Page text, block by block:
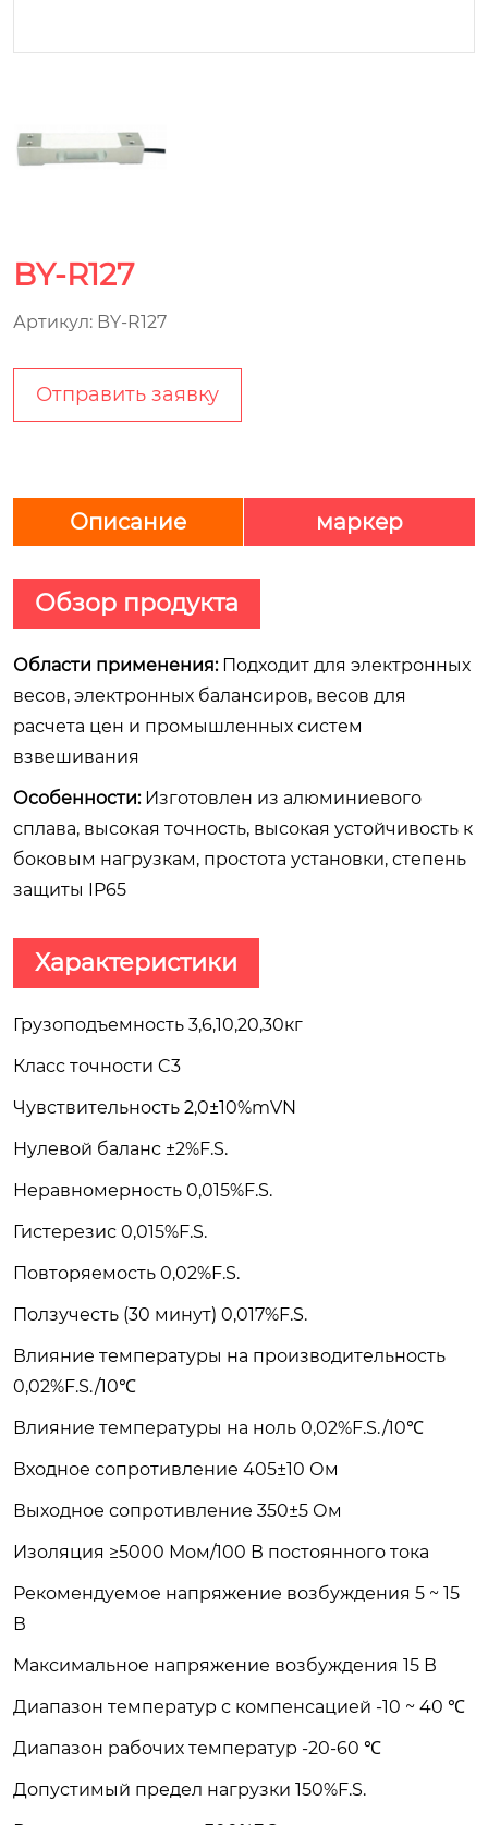
BY-R127
Артикул: BY-R127
Отправить заявку
Описание маркер
Обзор продукта
Области применения:Подходит для электронных
весов, электронных балансиров, весов для
расчета цен и промышленных систем
взвешивания
Особенности:Изготовлен из алюминиевого
сплава, высокая точность, высокая устойчивость к
боковым нагрузкам, простота установки, степень
защиты IP65
Характеристики
Грузоподъемность 3,6,10,20,30кг
Класс точности C3
Чувствительность 2,0±10%mVN
Нулевой баланс ±2%F.S.
Неравномерность 0,015%F.S.
Гистерезис 0,015%F.S.
Повторяемость 0,02%F.S.
Ползучесть (30 минут) 0,017%F.S.
Влияние температуры на производительность
0,02%F.S./10℃
Влияние температуры на ноль 0,02%F.S./10℃
Входное сопротивление 405±10 Ом
Выходное сопротивление 350±5 Ом
Изоляция ≥5000 Мом/100 В постоянного тока
Рекомендуемое напряжение возбуждения 5 ~ 15
В
Максимальное напряжение возбуждения 15 В
Диапазон температур с компенсацией -10 ~ 40 ℃
Диапазон рабочих температур -20-60 ℃
Допустимый предел нагрузки 150%F.S.